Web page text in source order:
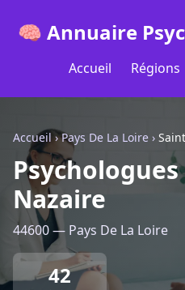
🧠 Annuaire
Accueil Régions
Accueil ›Pays De La Loire ›
Nazaire
44600 — Pays De La Loire
42